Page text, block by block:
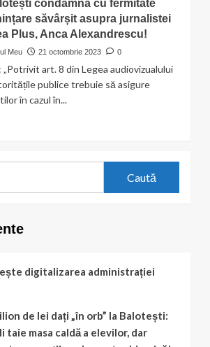
condamnă cu fermitate
săvârșit asupra jurnalistei
Plus, Anca Alexandrescu!
Meu 21 octombrie 2023 0
art. 8 din Legea audiovizualului
publice trebuie să asigure
în cazul în...
digitalizarea administrației
de lei dați „în orb” la Balotești:
taie masa caldă a elevilor, dar